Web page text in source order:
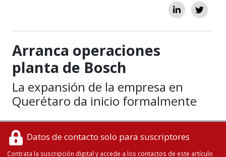
Arranca operaciones
planta de Bosch
La expansión de la empresa en
Querétaro da inicio formalmente
Datos de contacto solo para suscriptores
Contrata la suscripción digital y accede a los contactos de este artículo